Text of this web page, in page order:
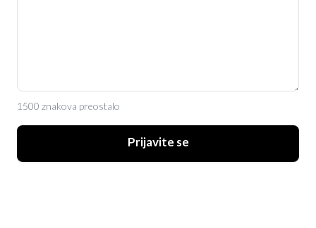
1500 znakova preostalo
Prijavite se